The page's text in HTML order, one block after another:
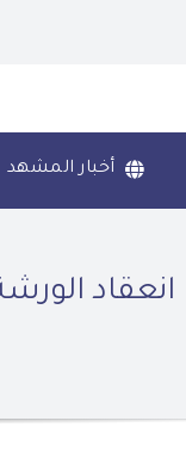
أخبار المشهد
انعقاد